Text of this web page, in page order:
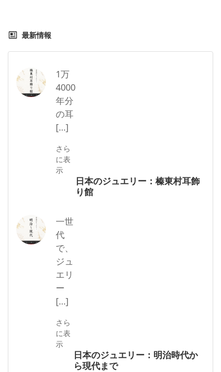
最新情報
日本のジュエリー：榛東村耳飾
り館
1万
4000
年分
の耳
[…]
さら
に表
示
日本のジュエリー：明治時代か
ら現代まで
一世
代
で、
ジュ
エリ
ー
[…]
さら
に表
示